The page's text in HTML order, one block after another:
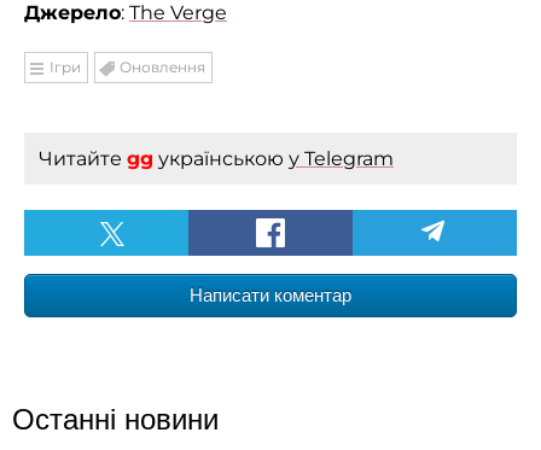
Джерело: The Verge
Ігри Оновлення
Читайте gg українською у Telegram
Написати коментар
Останні новини